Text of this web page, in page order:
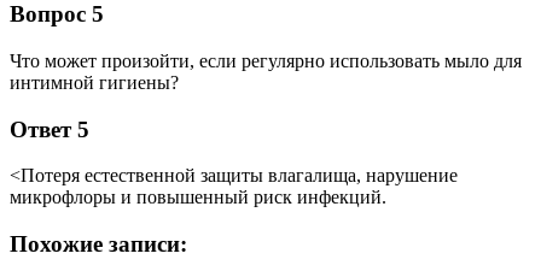
Вопрос 5
Что может произойти, если регулярно использовать мыло для
интимной гигиены?
Ответ 5
<Потеря естественной защиты влагалища, нарушение
микрофлоры и повышенный риск инфекций.
Похожие записи: